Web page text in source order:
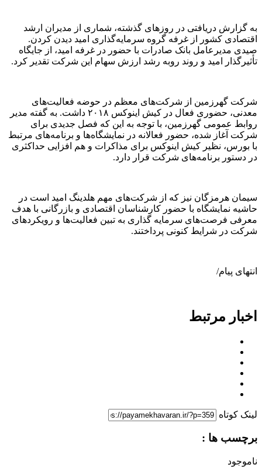
به گزارش دریافتی در روزهای گذشته، شماری از مدیران ارشد
اقتصادی کشور از غرفه گروه سرمایه‌گذاری امید دیدن کردن.
صیدی مدیرعامل بانک صادرات با حضور در غرفه امید، از جایگاه
تأثیرگذار امید و روند روبه رشد ارزش سهام این شرکت تقدیر کرد.
شرکت گهرزمین از شرکت‌های معظم در حوضه فعالیت‌های
معدنی، حضوری فعال در کیش اینوکس ۲۰۱۸ داشت. به گفته مدیر
روابط عمومی گهرزمین، با توجه به این که فصل جدیدی برای
شرکت آغاز شده، حضور فعالانه در نمایشگاه‌ها و برنامه‌های مرتبط
با بورس، نظیر کیش اینوکس برای مذاکرات و هم افزایی حداکثری
در دستور برنامه‌های شرکت قرار دارد.
سیمان هرمزگان نیز که از شرکت‌‌های مهم هلدینگ امید است در
حاشیه نمایشگاه با حضور کارشناسان اقتصادی و بازرگانی با هدف
معرفی فرصت‌های سرمایه گذاری به تبین فعالیت‌ها و رویکردهای
شرکت در شرایط کنونی پرداختند.
انتهای پیام/
اخبار مرتبط
لینک کوتاه
برچسب ها :
ناموجود